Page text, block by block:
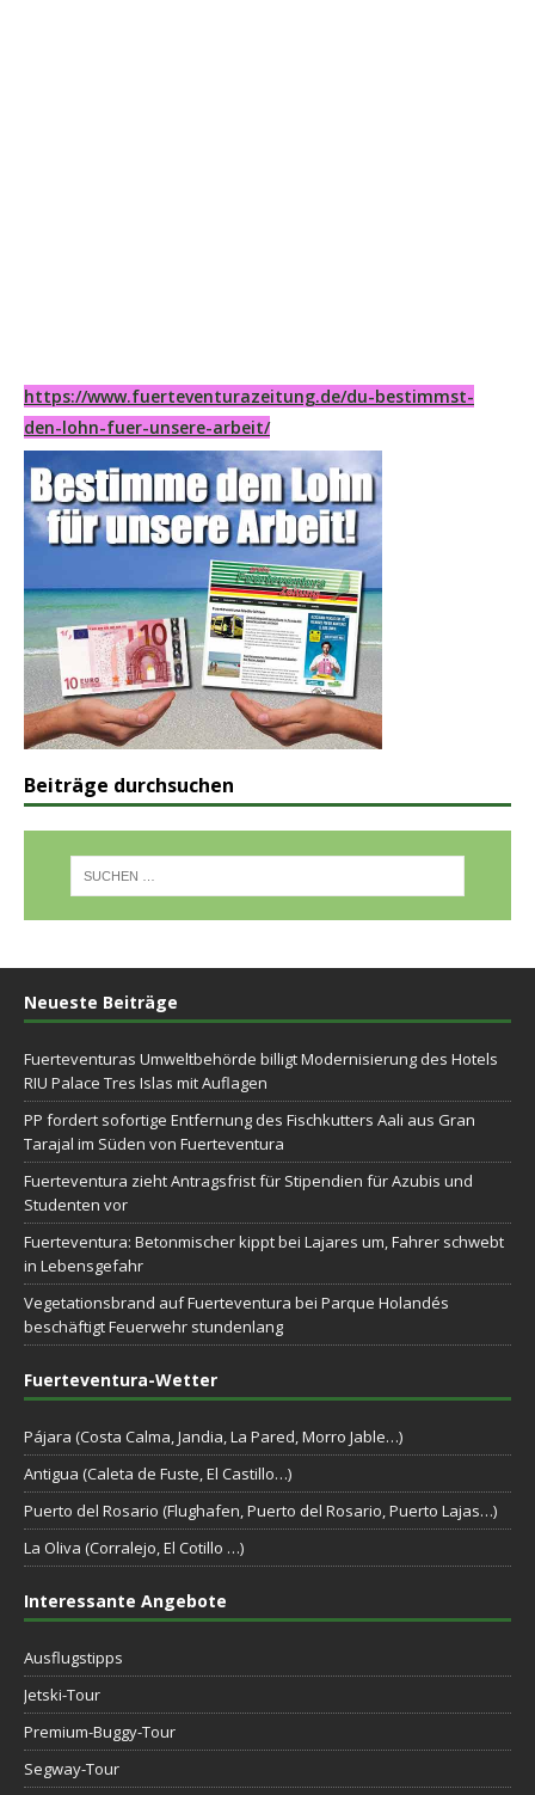
https://www.fuerteventurazeitung.de/du-bestimmst-
den-lohn-fuer-unsere-arbeit/
Beiträge durchsuchen
Neueste Beiträge
Fuerteventuras Umweltbehörde billigt Modernisierung des Hotels
RIU Palace Tres Islas mit Auflagen
PP fordert sofortige Entfernung des Fischkutters Aali aus Gran
Tarajal im Süden von Fuerteventura
Fuerteventura zieht Antragsfrist für Stipendien für Azubis und
Studenten vor
Fuerteventura: Betonmischer kippt bei Lajares um, Fahrer schwebt
in Lebensgefahr
Vegetationsbrand auf Fuerteventura bei Parque Holandés
beschäftigt Feuerwehr stundenlang
Fuerteventura-Wetter
Pájara (Costa Calma, Jandia, La Pared, Morro Jable…)
Antigua (Caleta de Fuste, El Castillo…)
Puerto del Rosario (Flughafen, Puerto del Rosario, Puerto Lajas…)
La Oliva (Corralejo, El Cotillo …)
Interessante Angebote
Ausflugstipps
Jetski-Tour
Premium-Buggy-Tour
Segway-Tour